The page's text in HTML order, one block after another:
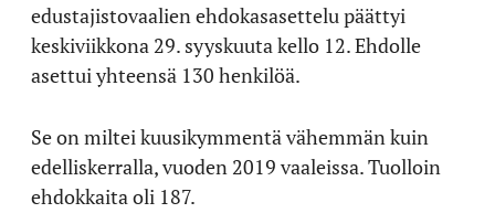
edustajistovaalien ehdokasasettelu päättyi
keskiviikkona 29. syyskuuta kello 12. Ehdolle
asettui yhteensä 130 henkilöä.
Se on miltei kuusikymmentä vähemmän kuin
edelliskerralla, vuoden 2019 vaaleissa. Tuolloin
ehdokkaita oli 187.